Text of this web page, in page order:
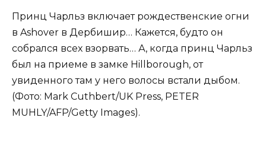
Принц Чарльз включает рождественские огни
в Ashover в Дербишир… Кажется, будто он
собрался всех взорвать… А, когда принц Чарльз
был на приеме в замке Hillborough, от
увиденного там у него волосы встали дыбом.
(Фото: Mark Cuthbert/UK Press, PETER
MUHLY/AFP/Getty Images).